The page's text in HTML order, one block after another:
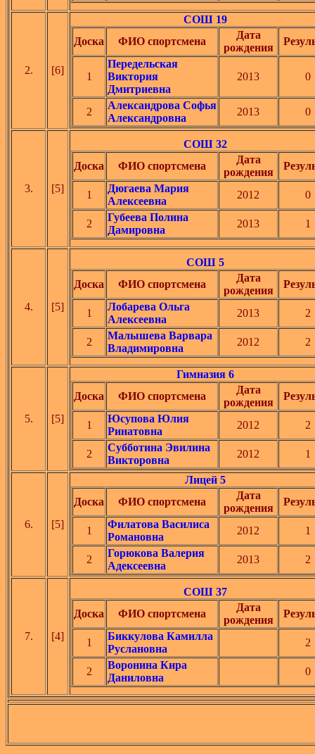
2. [6]
СОШ 19
Доска
ФИО спортсмена
Дата
рождения
1
Передельская
Виктория
Дмитриевна
2013 0
2
Александрова Софья
Александровна
2013 0
3. [5]
СОШ 32
Доска
ФИО спортсмена
Дата
рождения
1
Дюгаева Мария
Алексеевна
2012 0
2
Губеева Полина
Дамировна
2013 1
4. [5]
СОШ 5
Доска
ФИО спортсмена
Дата
рождения
1
Лобарева Ольга
Алексеевна
2013 2
2
Малышева Варвара
Владимировна
2012 2
5. [5]
Гимназия 6
Доска
ФИО спортсмена
Дата
рождения
1
Юсупова Юлия
Ринатовна
2012 2
2
Субботина Эвилина
Викторовна
2012 1
6. [5]
Лицей 5
Доска
ФИО спортсмена
Дата
рождения
1
Филатова Василиса
Романовна
2012 1
2
Горюкова Валерия
Адексеевна
2013 2
7. [4]
СОШ 37
Доска
ФИО спортсмена
Дата
рождения
1
Биккулова Камилла
Руслановна
2
2
Воронина Кира
Даниловна
0